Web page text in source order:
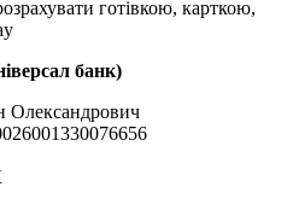
готівкою, карткою,
банк)